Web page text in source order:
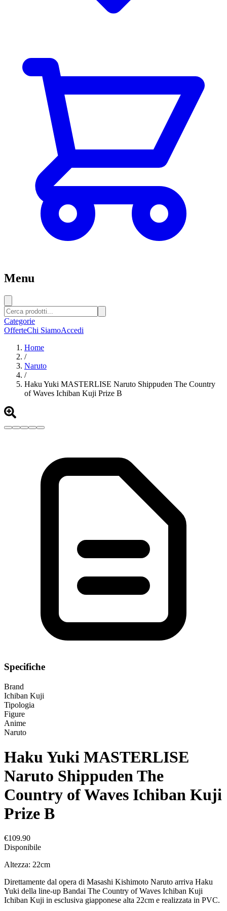
Menu
Categorie
OfferteChi SiamoAccedi
Home
/
Naruto
/
Haku Yuki MASTERLISE Naruto Shippuden The Country
of Waves Ichiban Kuji Prize B
Specifiche
Brand
Ichiban Kuji
Tipologia
Figure
Anime
Naruto
Haku Yuki MASTERLISE
Naruto Shippuden The
Country of Waves Ichiban Kuji
Prize B
€109.90
Disponibile
Altezza: 22cm
Direttamente dal opera di Masashi Kishimoto Naruto arriva Haku
Yuki della line-up Bandai The Country of Waves Ichiban Kuji
Ichiban Kuji in esclusiva giapponese alta 22cm e realizzata in PVC.